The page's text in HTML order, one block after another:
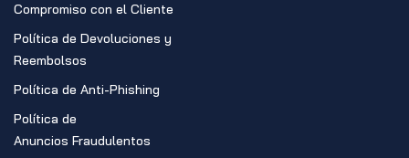
Compromiso con el Cliente
Política de Devoluciones y
Reembolsos
Política de Anti-Phishing
Política de
Anuncios Fraudulentos